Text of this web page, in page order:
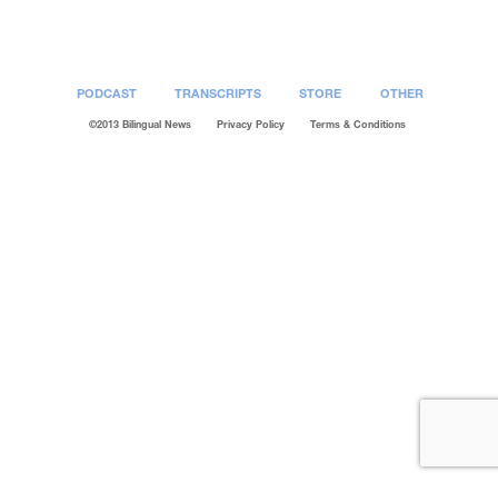
PODCAST TRANSCRIPTS STORE OTHER
©2013 Bilingual News Privacy Policy Terms & Conditions